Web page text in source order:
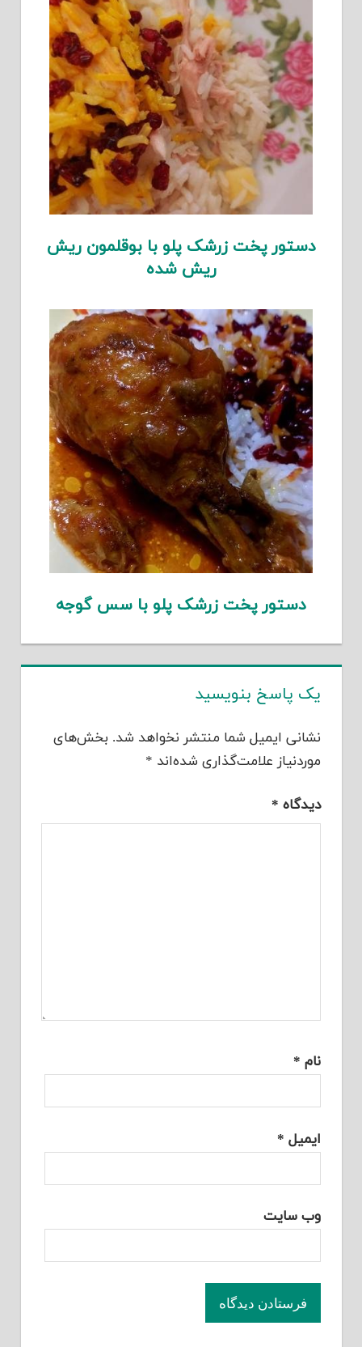
دستور پخت زرشک پلو با بوقلمون ریش
ریش شده
دستور پخت زرشک پلو با سس گوجه
یک پاسخ بنویسید
نشانی ایمیل شما منتشر نخواهد شد. بخش‌های
موردنیاز علامت‌گذاری شده‌اند *
دیدگاه *
نام *
ایمیل *
وب‌ سایت